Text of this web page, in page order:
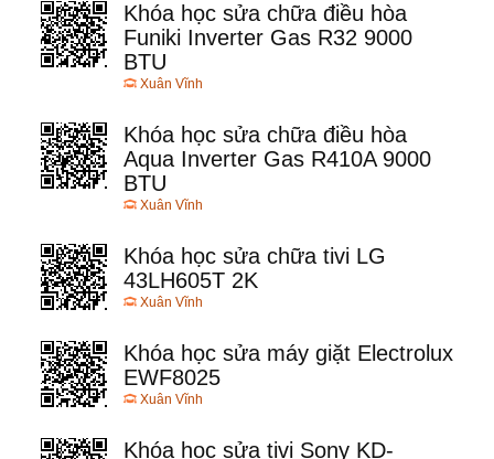
Khóa học sửa chữa điều hòa
Funiki Inverter Gas R32 9000
BTU
Xuân Vĩnh
Khóa học sửa chữa điều hòa
Aqua Inverter Gas R410A 9000
BTU
Xuân Vĩnh
Khóa học sửa chữa tivi LG
43LH605T 2K
Xuân Vĩnh
Khóa học sửa máy giặt Electrolux
EWF8025
Xuân Vĩnh
Khóa học sửa tivi Sony KD-